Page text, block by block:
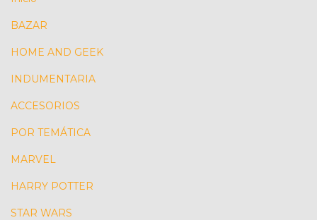
BAZAR
HOME AND GEEK
INDUMENTARIA
ACCESORIOS
POR TEMÁTICA
MARVEL
HARRY POTTER
STAR WARS